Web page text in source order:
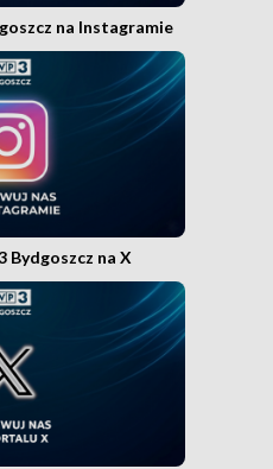
na Instagramie
Bydgoszcz na X